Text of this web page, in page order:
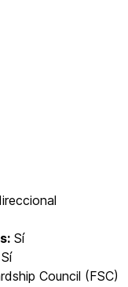
Sí
Sí
Council (FSC)